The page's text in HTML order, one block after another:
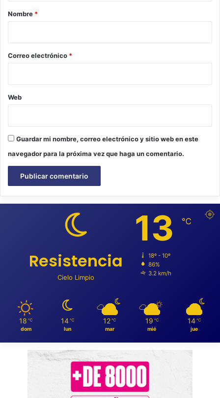
r
*
Nombre *
Correo electrónico *
Web
Guardar mi nombre, correo electrónico y sitio web en este
navegador para la próxima vez que haga un comentario.
Resistencia
Cielo Limpio
13 ℃
18º - 10º
86%
3.2 km/h
18 ℃
dom
14 ℃
lun
12 ℃
mar
19 ℃
mié
14 ℃
jue